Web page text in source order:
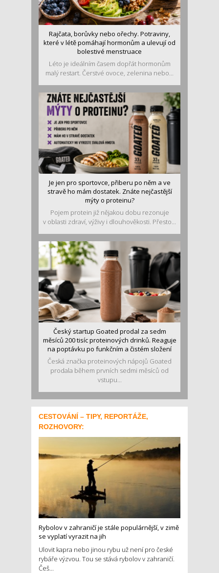
Rajčata, borůvky nebo ořechy. Potraviny,
které v létě pomáhají hormonům a ulevují od
bolestivé menstruace
Léto je ideálním časem dopřát hormonům
malý restart. Čerstvé ovoce, zelenina nebo...
Je jen pro sportovce, přiberu po něm a ve
stravě ho mám dostatek. Znáte nejčastější
mýty o proteinu?
Pojem protein již nějakou dobu rezonuje
v oblasti zdraví, výživy i dlouhověkosti. Přesto...
Český startup Goated prodal za sedm
měsíců 200 tisíc proteinových drinků. Reaguje
na poptávku po funkčním a čistém složení
Česká značka proteinových nápojů Goated
prodala během prvních sedmi měsíců od
vstupu...
CESTOVÁNÍ – TIPY, REPORTÁŽE,
ROZHOVORY:
Rybolov v zahraničí je stále populárnější, v zimě
se vyplatí vyrazit na jih
Ulovit kapra nebo jinou rybu už není pro české
rybáře výzvou. Tou se stává rybolov v zahraničí.
Češ...